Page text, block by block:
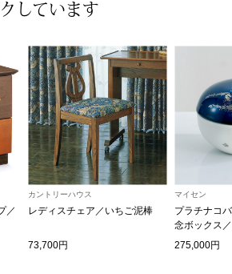
ウコ
財布／コイン
革小物
ポーチ
その他
しています
／
カントリーハウス
レディスチェア／いちご泥棒
73,700円
マイセン
プラチナコ
念ボックス
275,000円